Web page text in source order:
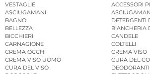
VESTAGLIE
ACCESSORI
ASCIUGAMANI
BAGNO
DETERGENTI
BELLEZZA
BIANCHERIA
BICCHIERI
CANDELE
CARNAGIONE
COLTELLI
CREMA OCCHI
CREMA VISO
CREMA VISO UOMO
CURA DEL
CURA DEL VISO
DEODORANTI